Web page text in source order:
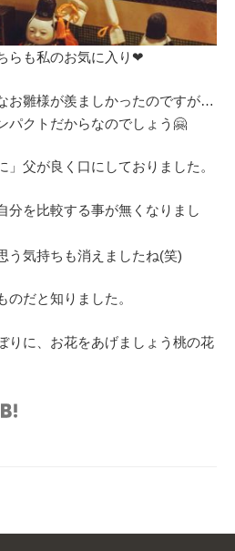
らも私のお気に入り❤
お雛様が羨ましかったのですが…
パクトだからなのでしょう🤗
」父が良く口にしておりました。
分を比較する事が無くなりまし
う気持ちも消えましたね(笑)
だと知りました。
りに、お花をあげましょう桃の花
Pi
a